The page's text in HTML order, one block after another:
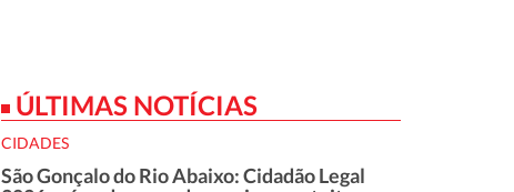
ÚLTIMAS NOTÍCIAS
CIDADES
São Gonçalo do Rio Abaixo: Cidadão Legal